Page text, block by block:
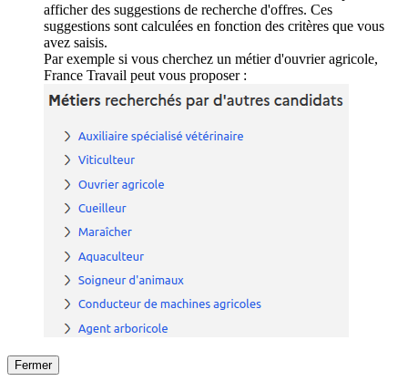
afficher des suggestions de recherche d'offres. Ces
suggestions sont calculées en fonction des critères que vous
avez saisis.
Par exemple si vous cherchez un métier d'ouvrier agricole,
France Travail peut vous proposer :
Fermer